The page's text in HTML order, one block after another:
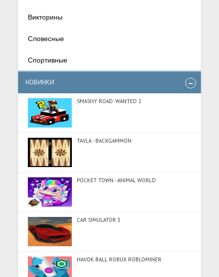
Викторины
Словесные
Спортивные
НОВИНКИ
SMASHY ROAD: WANTED 2
TAVLA - BACKGAMMON
POCKET TOWN - ANIMAL WORLD
CAR SIMULATOR 3
HAVOK BALL ROBUX ROBLOMINER